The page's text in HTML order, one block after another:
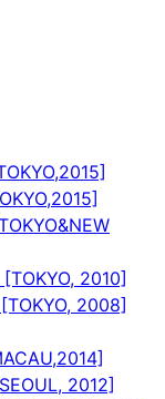
2010]
2008]
2012]